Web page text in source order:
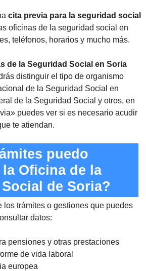
cita previa para la seguridad social
oficinas de la seguridad social en
teléfonos, horarios y mucho más.
de la Seguridad Social en Soria
distinguir el tipo de organismo
de la Seguridad Social en
de la Seguridad Social y otros, en
puedes ver si es necesario acudir
te atiendan.
puedo
Oficina de la
de Soria?
los trámites o gestiones que puedes
datos:
pensiones y otras prestaciones
de vida laboral
europea